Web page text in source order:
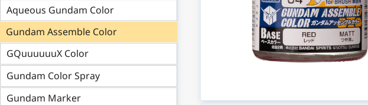
Aqueous Gundam Color
Gundam Assemble Color
GQuuuuuuX Color
Gundam Color Spray
Gundam Marker